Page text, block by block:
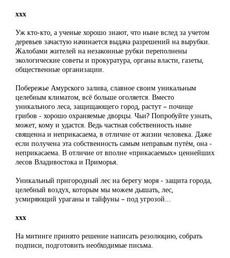
ххх
Уж кто-кто, а ученые хорошо знают, что ныне вслед за учетом
деревьев зачастую начинается выдача разрешений на вырубки.
Жалобами жителей на незаконные рубки переполнены
экологические советы и прокуратура, органы власти, газеты,
общественные организации.
Побережье Амурского залива, славное своим уникальным
целебным климатом, всё больше оголяется. Вместо
уникального леса, защищающего город, растут – почище
грибов - хорошо охраняемые дворцы. Чьи? Попробуйте узнать,
может, кому и удастся. Ведь частная собственность ныне
священна и неприкасаема, в отличие от жизни человека. Даже
если получена эта собственность самым неправым путём, она -
неприкасаема. В отличие от вполне «прикасаемых» ценнейших
лесов Владивостока и Приморья.
Уникальный пригородный лес на берегу моря - защита города,
целебный воздух, которым мы можем дышать, лес,
усмиряющий ураганы и тайфуны – под угрозой...
ххх
На митинге принято решение написать резолюцию, собрать
подписи, подготовить необходимые письма.